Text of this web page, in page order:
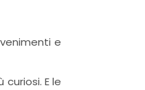
e
E le